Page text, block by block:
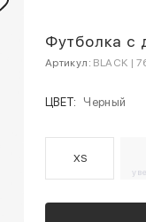
Футболка с
Артикул: BLACK |
ЦВЕТ: Черный
XS